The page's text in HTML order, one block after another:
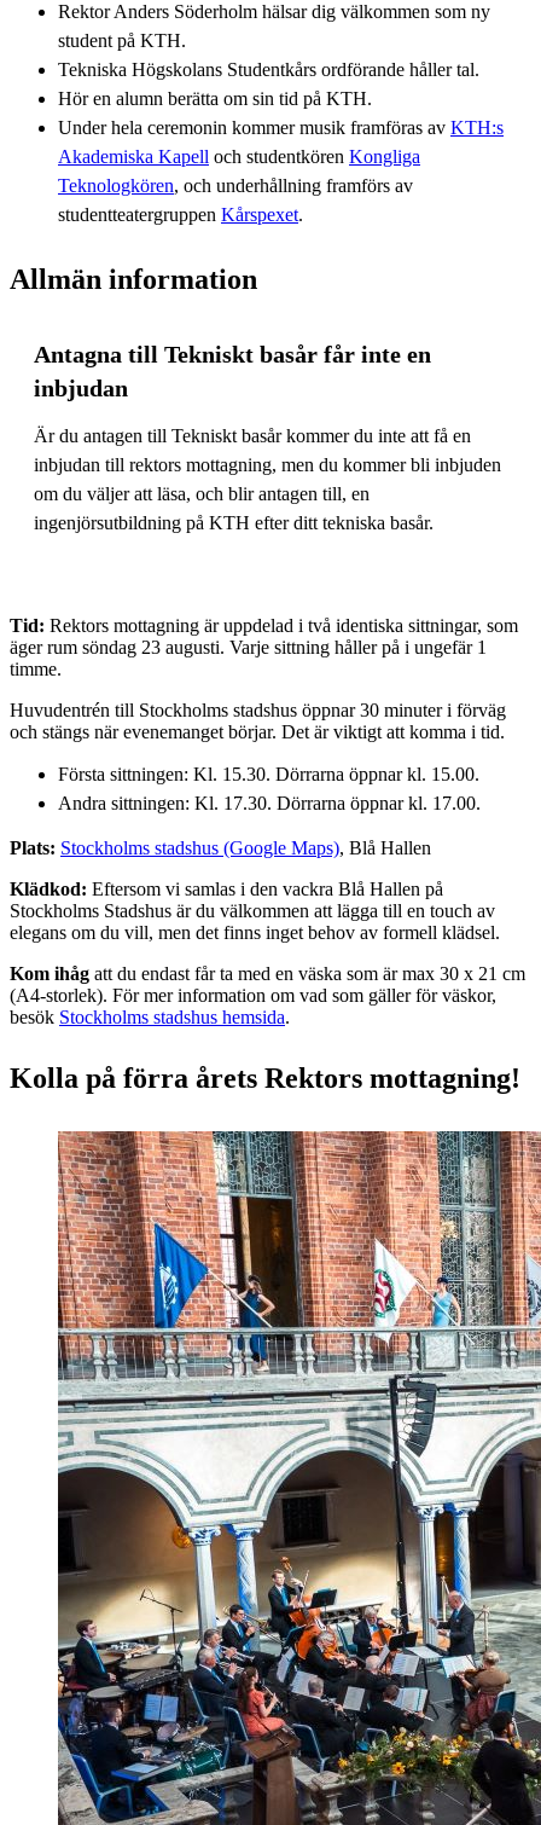
Rektor Anders Söderholm hälsar dig välkommen som ny
student på KTH.
Tekniska Högskolans Studentkårs ordförande håller tal.
Hör en alumn berätta om sin tid på KTH.
Under hela ceremonin kommer musik framföras av KTH:s
Akademiska Kapell och studentkören Kongliga
Teknologkören, och underhållning framförs av
studentteatergruppen Kårspexet.
Allmän information
Antagna till Tekniskt basår får inte en
inbjudan
Är du antagen till Tekniskt basår kommer du inte att få en
inbjudan till rektors mottagning, men du kommer bli inbjuden
om du väljer att läsa, och blir antagen till, en
ingenjörsutbildning på KTH efter ditt tekniska basår.
Tid: Rektors mottagning är uppdelad i två identiska sittningar, som
äger rum söndag 23 augusti. Varje sittning håller på i ungefär 1
timme.
Huvudentrén till Stockholms stadshus öppnar 30 minuter i förväg
och stängs när evenemanget börjar. Det är viktigt att komma i tid.
Första sittningen: Kl. 15.30. Dörrarna öppnar kl. 15.00.
Andra sittningen: Kl. 17.30. Dörrarna öppnar kl. 17.00.
Plats: Stockholms stadshus (Google Maps), Blå Hallen
Klädkod: Eftersom vi samlas i den vackra Blå Hallen på
Stockholms Stadshus är du välkommen att lägga till en touch av
elegans om du vill, men det finns inget behov av formell klädsel.
Kom ihåg att du endast får ta med en väska som är max 30 x 21 cm
(A4-storlek). För mer information om vad som gäller för väskor,
besök Stockholms stadshus hemsida.
Kolla på förra årets Rektors mottagning!